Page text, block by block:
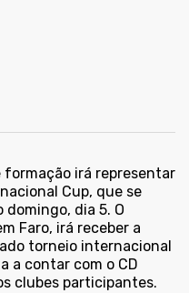
formação irá representar
Cup, que se
dia 5. O
Faro, irá receber a
torneio internacional
a contar com o CD
clubes participantes.